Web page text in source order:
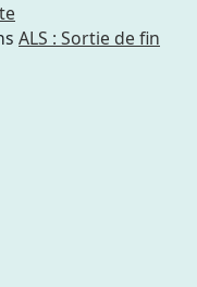
ALS : Sortie de fin